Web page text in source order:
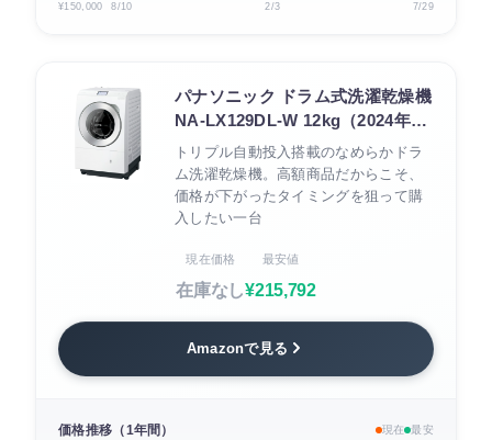
¥150,000 8/10 2/3 7/29
パナソニック ドラム式洗濯乾燥機
NA-LX129DL-W 12kg（2024年モ
デル）
トリプル自動投入搭載のなめらかドラ
ム洗濯乾燥機。高額商品だからこそ、
価格が下がったタイミングを狙って購
入したい一台
現在価格
在庫なし
最安値
¥215,792
Amazonで見る
価格推移（1年間） 現在 最安